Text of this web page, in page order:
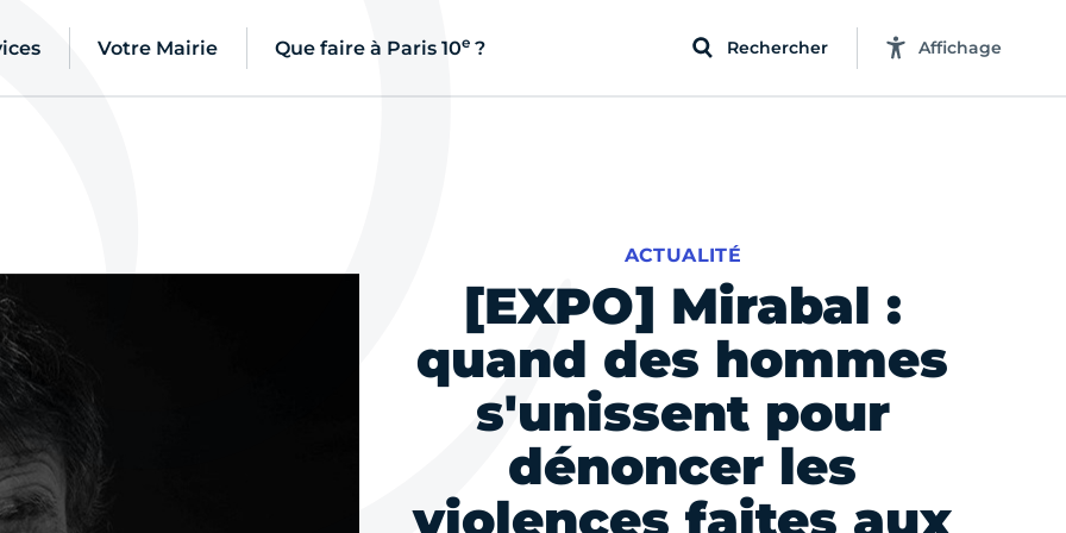
Votre Mairie Que faire à Paris 10e ? Rechercher Affichage
[EXPO] Mirabal :
quand des hommes
s'unissent pour
dénoncer les
violences faites aux
ACTUALITÉ